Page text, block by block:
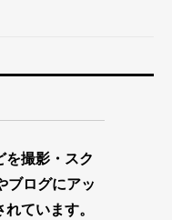
を撮影・スク
ブログにアッ
ています。